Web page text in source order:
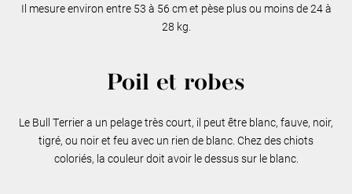
Il mesure environ entre 53 à 56 cm et pèse plus ou moins de 24 à
28 kg.
Poil et robes
Le Bull Terrier a un pelage très court, il peut être blanc, fauve, noir,
tigré, ou noir et feu avec un rien de blanc. Chez des chiots
coloriés, la couleur doit avoir le dessus sur le blanc.